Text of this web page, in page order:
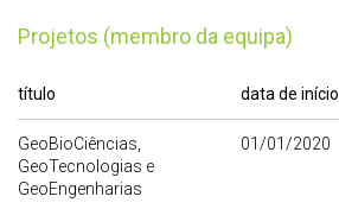
Projetos (membro da equipa)
título data de início
GeoBioCiências,
GeoTecnologias e
GeoEngenharias
01/01/2020